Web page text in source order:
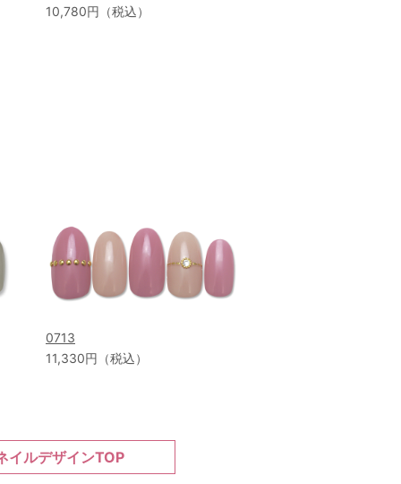
10,780円（税込）
0713
11,330円（税込）
イルデザインTOP